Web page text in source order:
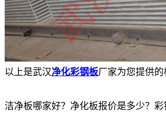
以上是武汉净化彩钢板厂家为您提供
洁净板哪家好？净化板报价是多少？